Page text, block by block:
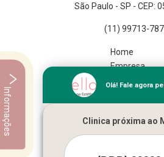
São Paulo - SP - CEP:
(11) 99713-
Home
Empresa
Mapa do site
Mais Serviços
Olá! Fale agora
Clinica próxima ao
Informações